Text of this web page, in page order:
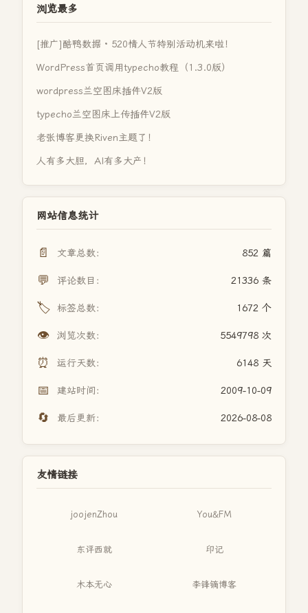
浏览最多
[推广]酷鸭数据 · 520情人节特别活动机来啦！
WordPress首页调用typecho教程（1.3.0版）
wordpress兰空图床插件V2版
typecho兰空图床上传插件V2版
老张博客更换Riven主题了！
人有多大胆，AI有多大产！
网站信息统计
📄 文章总数： 852 篇
💬 评论数目： 21336 条
🏷️ 标签总数： 1672 个
👁️ 浏览次数： 5549798 次
⏰ 运行天数： 6148 天
📅 建站时间： 2009-10-09
🔄 最后更新： 2026-08-08
友情链接
joojenZhou You&FM
东评西就 印记
木本无心 李锋镝博客